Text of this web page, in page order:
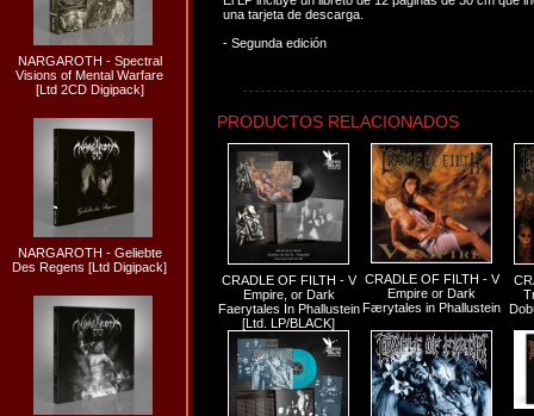
NARGAROTH - Spectral
Visions of Mental Warfare
[Ltd 2CD Digipack]
NARGAROTH - Geliebte
Des Regens [Ltd Digipack]
una tarjeta de descarga.
- Segunda edición
PRODUCTOS RELACIONADOS
CRADLE OF FILTH - V
Empire, or Dark
Faerytales In Phallustein
[Ltd. LP/BLACK]
CRADLE OF FILTH - V
Empire or Dark
Færytales in Phallustein